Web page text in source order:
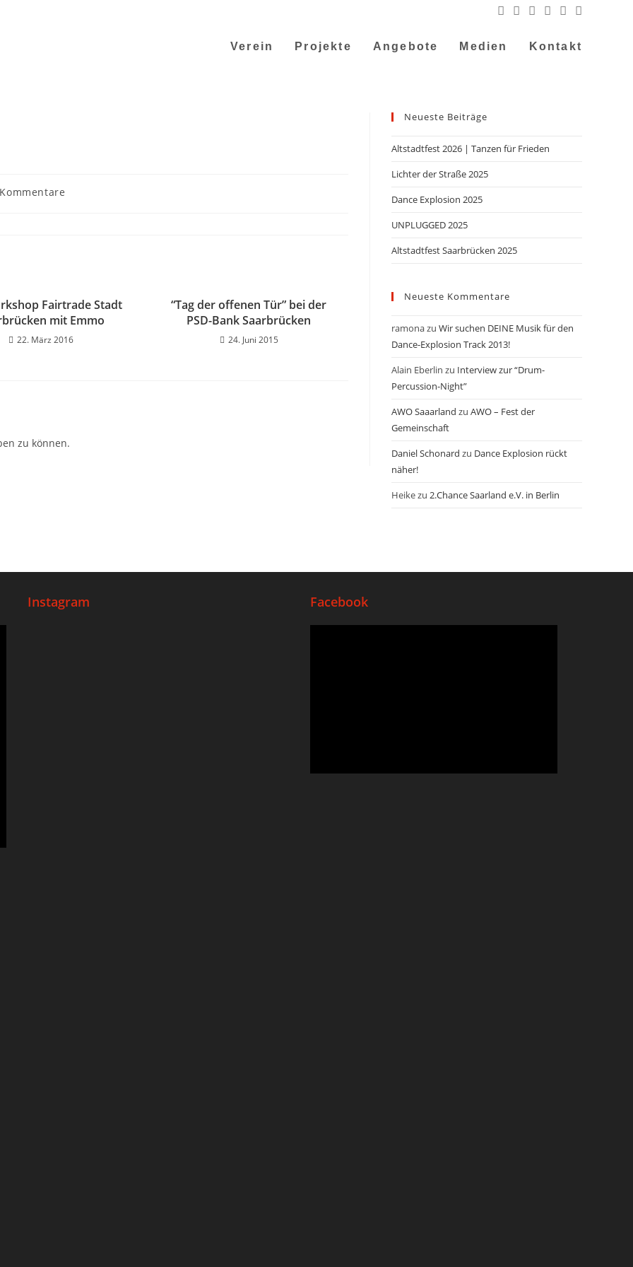
Verein Projekte Angebote Medien Kontakt
Fairtrade Stadt
mit Emmo
22. März 2016
“Tag der offenen Tür” bei der
PSD-Bank Saarbrücken
24. Juni 2015
zu können.
Neueste Beiträge
Altstadtfest 2026 | Tanzen für Frieden
Lichter der Straße 2025
Dance Explosion 2025
UNPLUGGED 2025
Altstadtfest Saarbrücken 2025
Neueste Kommentare
ramonazu Wir suchen DEINE Musik für den
Dance-Explosion Track 2013!
Alain Eberlin zu Interview zur “Drum-
Percussion-Night”
AWO Saaarland zu AWO – Fest der
Gemeinschaft
Daniel Schonard zu Dance Explosion rückt
näher!
Heikezu 2.Chance Saarland e.V. in Berlin
Instagram Facebook